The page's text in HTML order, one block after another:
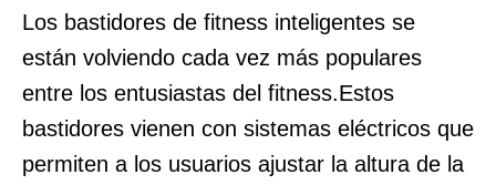
Los bastidores de fitness inteligentes se
están volviendo cada vez más populares
entre los entusiastas del fitness.Estos
bastidores vienen con sistemas eléctricos que
permiten a los usuarios ajustar la altura de la